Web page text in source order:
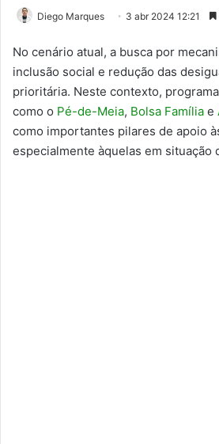
Diego Marques 3 abr 2024 12:21
No cenário atual, a busca por
inclusão social e redução das
prioritária. Neste contexto,
como o Pé-de-Meia, Bolsa Família e
como importantes pilares de apoio
especialmente àquelas em situação